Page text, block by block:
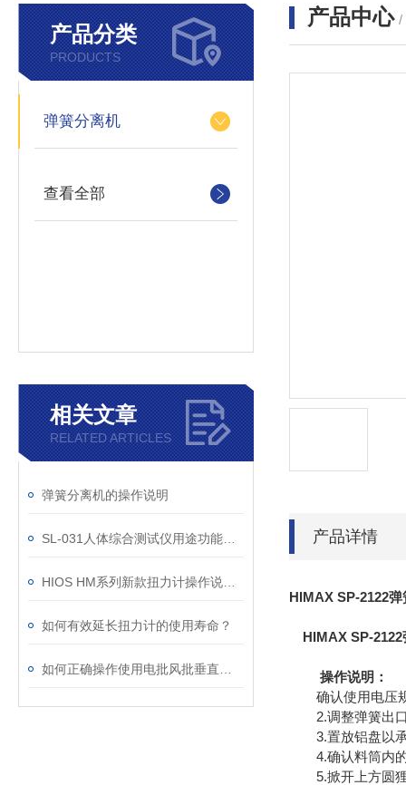
产品分类
PRODUCTS
弹簧分离机
查看全部
相关文章
RELATED ARTICLES
弹簧分离机的操作说明
如何有效延长扭力计的使用寿命？
产品中心 /
产品详情
HIMAX SP-2122
HIMAX SP-
操作说明：
确认使用电压规
2.调整弹簧出口
3.置放铝盘以承
4.确认料筒内的
5.掀开上方圆狸